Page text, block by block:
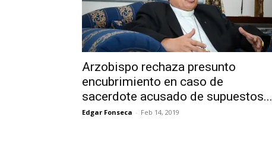
Arzobispo rechaza presunto
encubrimiento en caso de
sacerdote acusado de supuestos...
Edgar Fonseca - Feb 14, 2019